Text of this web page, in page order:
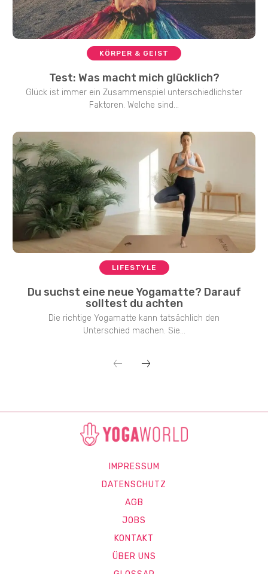
KÖRPER & GEIST
Test: Was macht mich glücklich?
Glück ist immer ein Zusammenspiel unterschiedlichster
Faktoren. Welche sind...
LIFESTYLE
Du suchst eine neue Yogamatte? Darauf
solltest du achten
Die richtige Yogamatte kann tatsächlich den
Unterschied machen. Sie...
IMPRESSUM
DATENSCHUTZ
AGB
JOBS
KONTAKT
ÜBER UNS